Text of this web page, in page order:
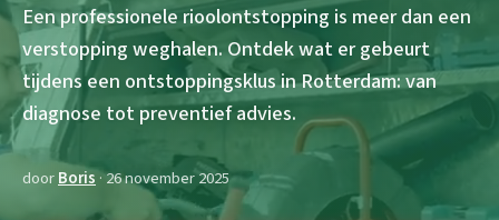
Een professionele rioolontstopping is meer dan een
verstopping weghalen. Ontdek wat er gebeurt
tijdens een ontstoppingsklus in Rotterdam: van
diagnose tot preventief advies.
doorBoris· 26 november 2025